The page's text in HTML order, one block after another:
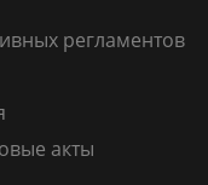
регламентов
акты